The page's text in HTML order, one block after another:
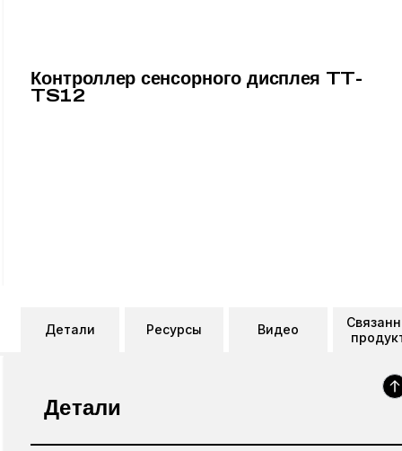
Контроллер сенсорного дисплея TT-
TS12
Детали Ресурсы Видео
Детали